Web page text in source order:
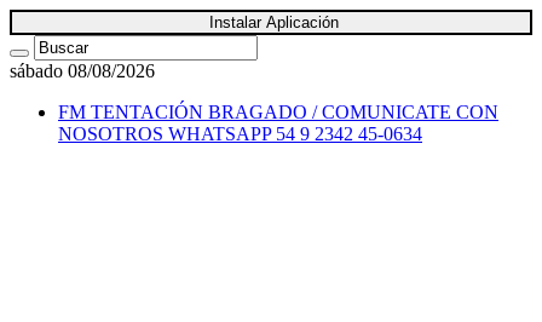
Instalar Aplicación
sábado 08/08/2026
FM TENTACIÓN BRAGADO / COMUNICATE CON
NOSOTROS WHATSAPP 54 9 2342 45-0634